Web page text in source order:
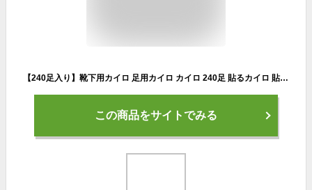
【240足入り】靴下用カイロ 足用カイロ カイロ 240足 貼るカイロ 貼る 使い捨てカイロ 靴下カイロ くつ下用 白 まとめ買い 使い捨て レジャー お出かけ 屋外 防寒 寒さ対策 防災 備蓄 アイリスオーヤマ ぽかぽか家族 *
この商品をサイトでみる